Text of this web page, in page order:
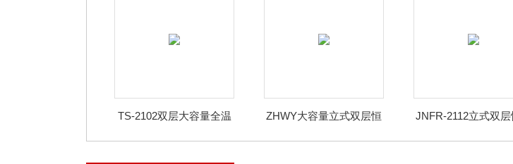
TS-2102双层大容量全温
ZHWY大容量立式双层恒
JNFR-2112立式双层